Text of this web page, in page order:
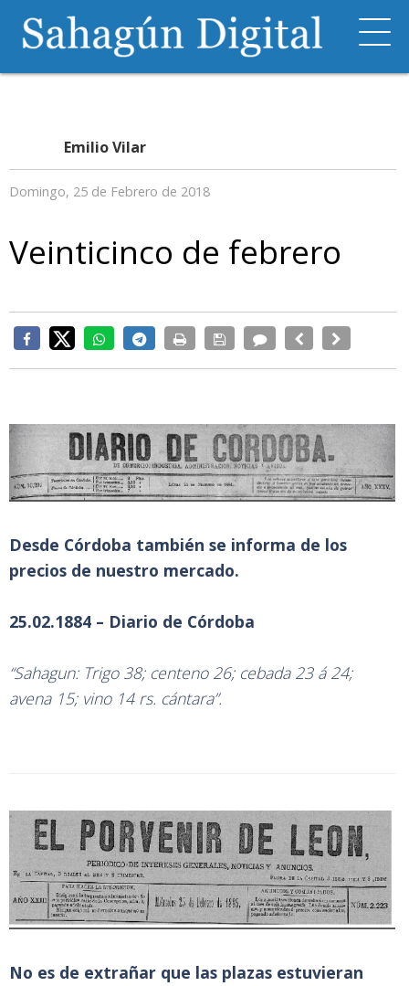
Emilio Vilar
Domingo, 25 de Febrero de 2018
Veinticinco de febrero
Desde Córdoba también se informa de los
precios de nuestro mercado.
25.02.1884 – Diario de Córdoba
“Sahagun: Trigo 38; centeno 26; cebada 23 á 24;
avena 15; vino 14 rs. cántara”.
No es de extrañar que las plazas estuvieran